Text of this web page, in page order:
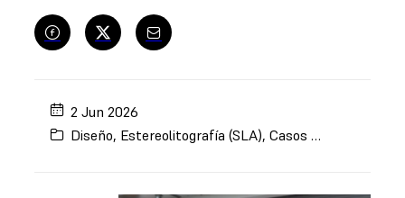
2 Jun 2026
Diseño, Estereolitografía (SLA),Casos de estudio